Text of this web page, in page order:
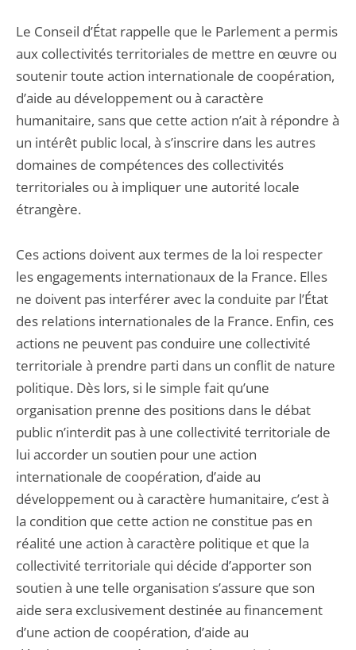
Le Conseil d’État rappelle que le Parlement a permis
aux collectivités territoriales de mettre en œuvre ou
soutenir toute action internationale de coopération,
d’aide au développement ou à caractère
humanitaire, sans que cette action n’ait à répondre à
un intérêt public local, à s’inscrire dans les autres
domaines de compétences des collectivités
territoriales ou à impliquer une autorité locale
étrangère.
Ces actions doivent aux termes de la loi respecter
les engagements internationaux de la France. Elles
ne doivent pas interférer avec la conduite par l’État
des relations internationales de la France. Enfin, ces
actions ne peuvent pas conduire une collectivité
territoriale à prendre parti dans un conflit de nature
politique. Dès lors, si le simple fait qu’une
organisation prenne des positions dans le débat
public n’interdit pas à une collectivité territoriale de
lui accorder un soutien pour une action
internationale de coopération, d’aide au
développement ou à caractère humanitaire, c’est à
la condition que cette action ne constitue pas en
réalité une action à caractère politique et que la
collectivité territoriale qui décide d’apporter son
soutien à une telle organisation s’assure que son
aide sera exclusivement destinée au financement
d’une action de coopération, d’aide au